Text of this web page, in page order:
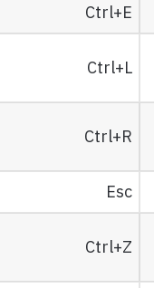
Ctrl+E
Ctrl+L
Ctrl+R
Esc
Ctrl+Z